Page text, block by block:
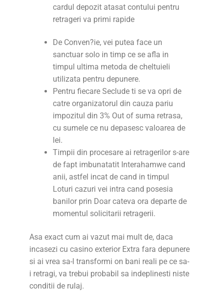
cardul depozit atasat contului pentru
retrageri va primi rapide
De Conven?ie, vei putea face un
sanctuar solo in timp ce se afla in
timpul ultima metoda de cheltuieli
utilizata pentru depunere.
Pentru fiecare Seclude ti se va opri de
catre organizatorul din cauza pariu
impozitul din 3% Out of suma retrasa,
cu sumele ce nu depasesc valoarea de
lei.
Timpii din procesare ai retragerilor s-are
de fapt imbunatatit Interahamwe cand
anii, astfel incat de cand in timpul
Loturi cazuri vei intra cand posesia
banilor prin Doar cateva ora departe de
momentul solicitarii retragerii.
Asa exact cum ai vazut mai mult de, daca
incasezi cu casino exterior Extra fara depunere
si ai vrea sa-l transformi on bani reali pe ce sa-
i retragi, va trebui probabil sa indeplinesti niste
conditii de rulaj.